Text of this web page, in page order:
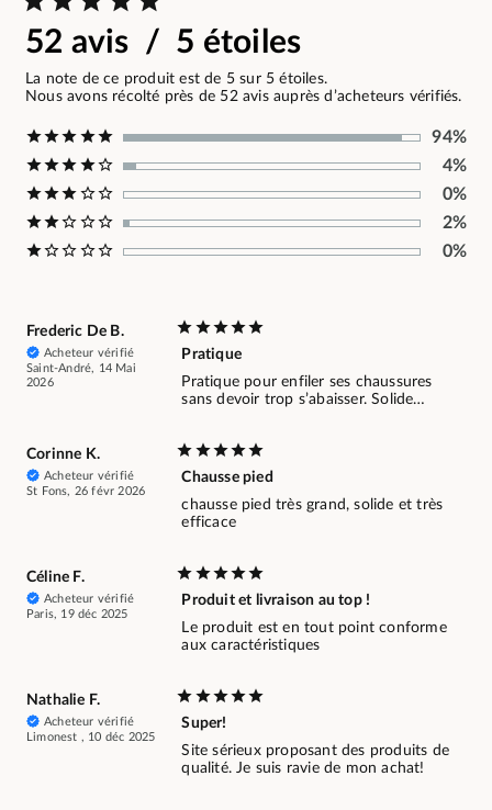
52 avis / 5 étoiles
La note de ce produit est de 5 sur 5 étoiles.
Nous avons récolté près de 52 avis auprès d’acheteurs vérifiés.
94%
4%
0%
2%
0%
Frederic De B.
Acheteur vérifié
Saint-André, 14 Mai
2026
Pratique
Pratique pour enfiler ses chaussures
sans devoir trop s’abaisser. Solide…
Corinne K.
Acheteur vérifié
St Fons, 26 févr 2026
Chausse pied
chausse pied très grand, solide et très
efficace
Céline F.
Acheteur vérifié
Paris, 19 déc 2025
Produit et livraison au top !
Le produit est en tout point conforme
aux caractéristiques
Nathalie F.
Acheteur vérifié
Limonest , 10 déc 2025
Super!
Site sérieux proposant des produits de
qualité. Je suis ravie de mon achat!